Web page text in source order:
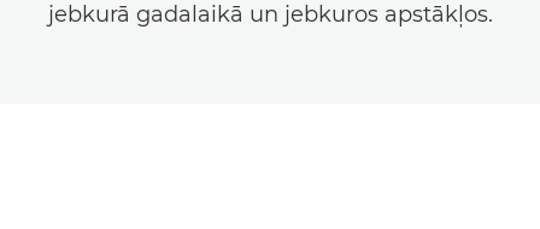
jebkurā gadalaikā un jebkuros apstākļos.